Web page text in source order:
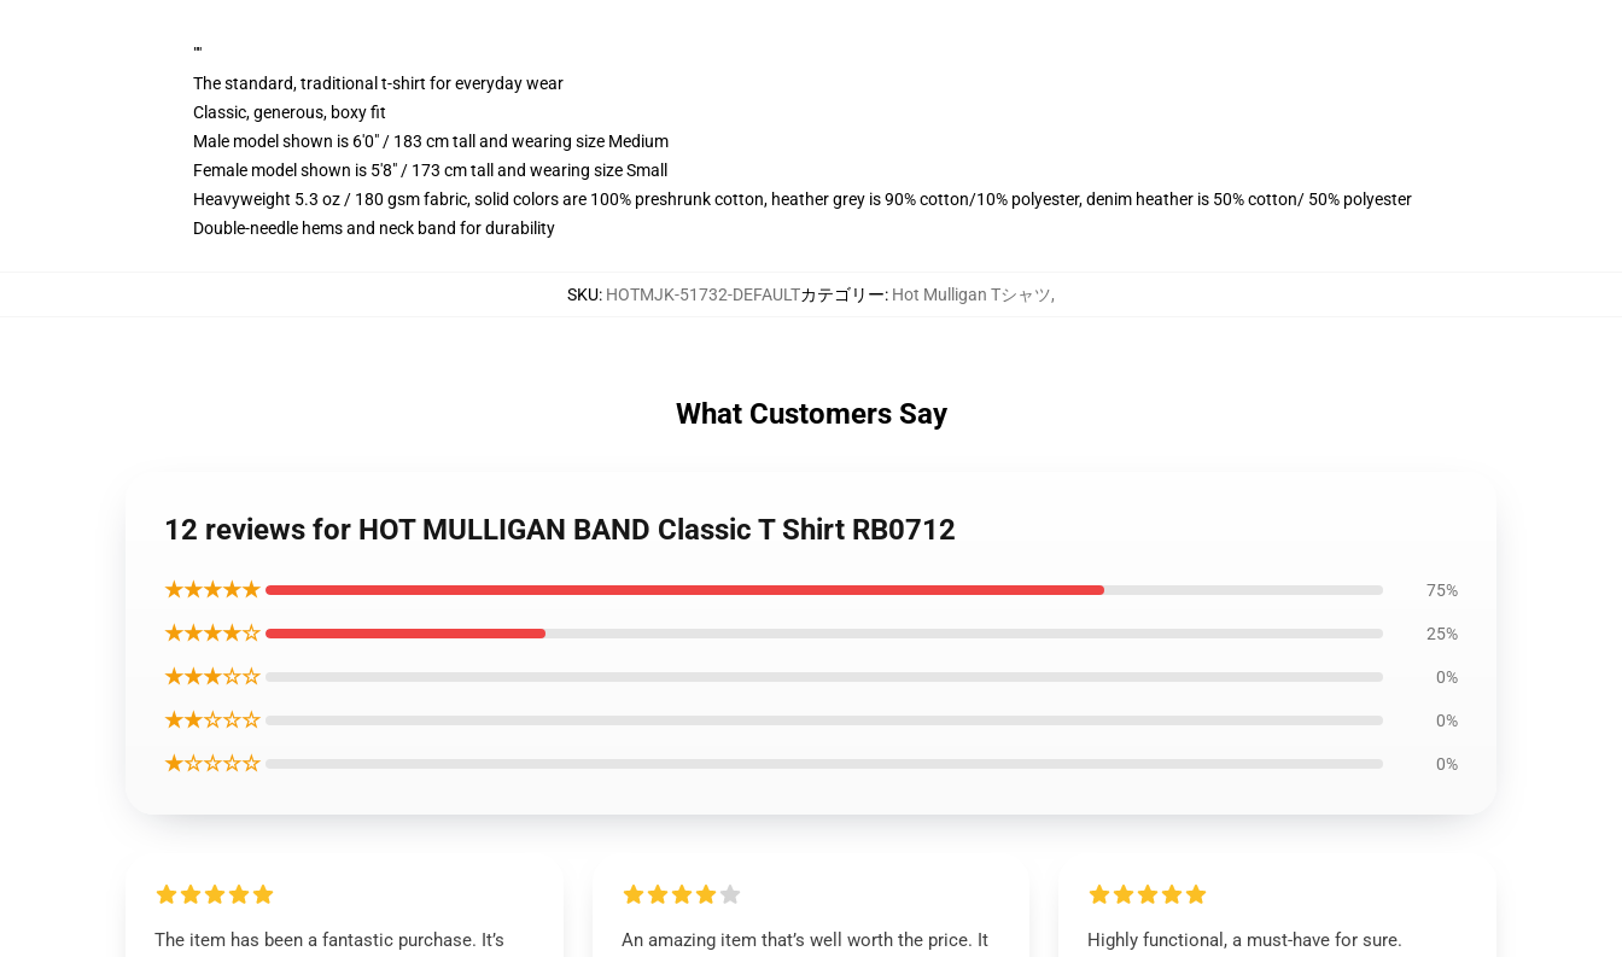
""
The standard, traditional t-shirt for everyday wear
Classic, generous, boxy fit
Male model shown is 6'0" / 183 cm tall and wearing size Medium
Female model shown is 5'8" / 173 cm tall and wearing size Small
Heavyweight 5.3 oz / 180 gsm fabric, solid colors are 100% preshrunk cotton, heather grey is 90% cotton/10% polyester, denim heather is 50% cotton/ 50% polyester
Double-needle hems and neck band for durability
SKU: HOTMJK-51732-DEFAULTカテゴリー: Hot Mulligan Tシャツ,
What Customers Say
12 reviews for HOT MULLIGAN BAND Classic T Shirt RB0712
★★★★★ 75%
★★★★☆ 25%
★★★☆☆ 0%
★★☆☆☆ 0%
★☆☆☆☆ 0%
The item has been a fantastic purchase. It’s
An amazing item that’s well worth the price. It
Highly functional, a must-have for sure.